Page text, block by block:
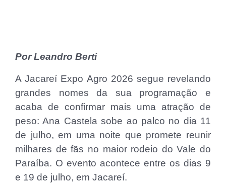
Por Leandro Berti
A Jacareí Expo Agro 2026 segue revelando
grandes nomes da sua programação e
acaba de confirmar mais uma atração de
peso: Ana Castela sobe ao palco no dia 11
de julho, em uma noite que promete reunir
milhares de fãs no maior rodeio do Vale do
Paraíba. O evento acontece entre os dias 9
e 19 de julho, em Jacareí.